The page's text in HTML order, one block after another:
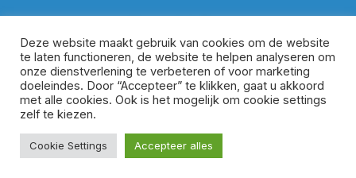
Regio: Zuid Gelderland
m.deboer@meeplus.nl
Donate van Rijswijk
Regio Veluwe, Oost-Gelderland en Flevoland
d.vanrijswijk@meesamen.nl
Deze website maakt gebruik van cookies om de website
te laten functioneren, de website te helpen analyseren om
onze dienstverlening te verbeteren of voor marketing
doeleindes. Door “Accepteer” te klikken, gaat u akkoord
met alle cookies. Ook is het mogelijk om cookie settings
zelf te kiezen.
Cookie Settings Accepteer alles